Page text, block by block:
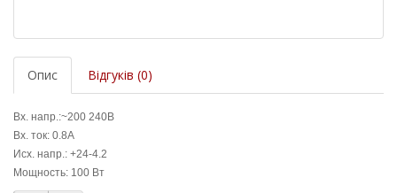
Опис Відгуків (0)
Вх. напр.:~200 240В
Вх. ток: 0.8А
Исх. напр.: +24-4.2
Мощность: 100 Вт